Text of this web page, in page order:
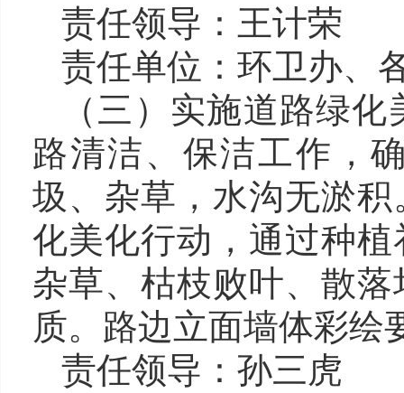
责任领导 ： 王计荣
责任单位： 环卫办、
（三）实施道路绿
路清洁、保洁工作，
圾、杂草，水沟无淤积
化美化行动，通过种植
杂草、枯枝败叶、散
质。路边立面墙体彩绘
责任领导 ： 孙三